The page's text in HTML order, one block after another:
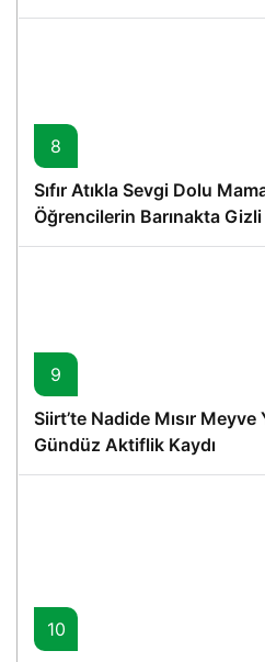
8
Sıfır Atıkla Sevgi Dolu
Öğrencilerin Barınakta
Proje
9
Siirt’te Nadide Mısır
Gündüz Aktiflik Kaydı
10